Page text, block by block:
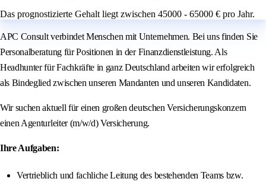
Das prognostizierte Gehalt liegt zwischen 45000 - 65000 € pro Jahr.
APC Consult verbindet Menschen mit Unternehmen. Bei uns finden Sie
Personalberatung für Positionen in der Finanzdienstleistung. Als
Headhunter für Fachkräfte in ganz Deutschland arbeiten wir erfolgreich
als Bindeglied zwischen unseren Mandanten und unseren Kandidaten.
Wir suchen aktuell für einen großen deutschen Versicherungskonzern
einen Agenturleiter (m/w/d) Versicherung.
Ihre Aufgaben:
Vertrieblich und fachliche Leitung des bestehenden Teams bzw.